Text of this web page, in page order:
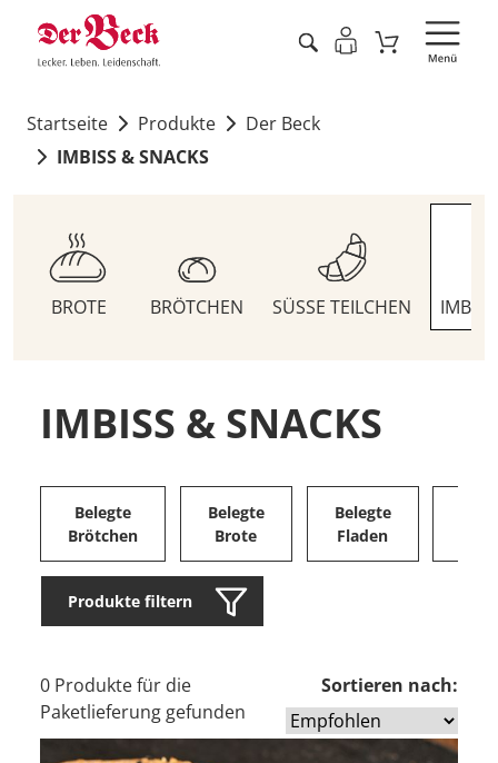
Startseite Produkte
Der Beck
IMBISS & SNACKS
BROTE BRÖTCHEN SÜSSE TEILCHEN
IMBISS & SNACKS
Belegte
Brötchen
Belegte
Brote
Belegte
Fladen
Produkte filtern
0 Produkte für die
Paketlieferung gefunden
Sortieren nach: